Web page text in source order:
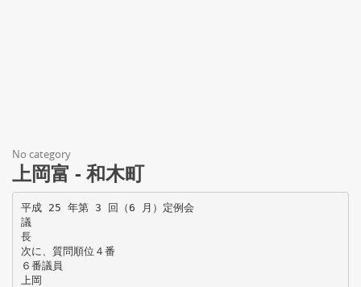
No category
上岡富 - 和木町
平成 25 年第 3 回（6 月）定例会
議
長
次に、質問順位４番
６番議員
上岡